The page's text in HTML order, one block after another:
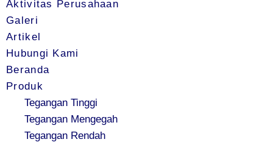
Aktivitas Perusahaan
Galeri
Artikel
Hubungi Kami
Beranda
Produk
Tegangan Tinggi
Tegangan Mengegah
Tegangan Rendah